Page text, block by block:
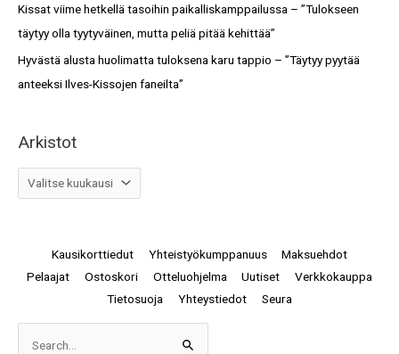
Kissat viime hetkellä tasoihin paikalliskamppailussa – ”Tulokseen
täytyy olla tyytyväinen, mutta peliä pitää kehittää”
Hyvästä alusta huolimatta tuloksena karu tappio – ”Täytyy pyytää
anteeksi Ilves-Kissojen faneilta”
Arkistot
Kausikorttiedut Yhteistyökumppanuus
Maksuehdot
Pelaajat
Ostoskori Otteluohjelma Uutiset
Verkkokauppa
Tietosuoja
Yhteystiedot Seura
Search